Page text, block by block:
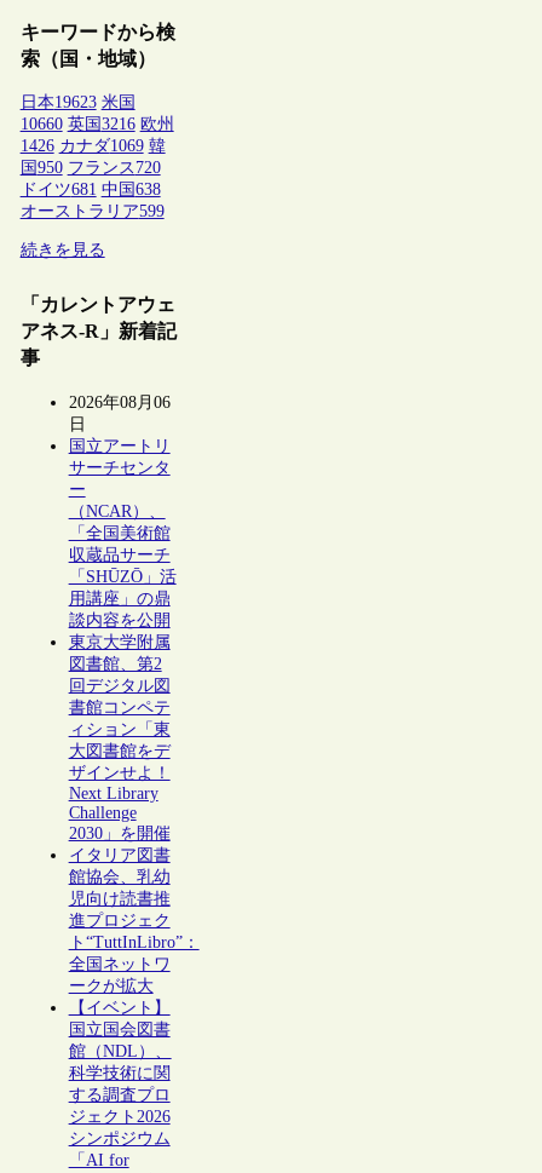
キーワードから検
索（国・地域）
日本19623 米国
10660 英国 3216 欧州
1426 カナダ1069 韓
国 950 フランス 720
ドイツ681 中国 638
オーストラリア599
続きを見る
「カレントアウェ
アネス-R」新着記
事
2026年08月06
日
国立アートリ
サーチセンタ
ー
（NCAR）、
「全国美術館
収蔵品サーチ
「SHŪZŌ」活
用講座」の鼎
談内容を公開
東京大学附属
図書館、第2
回デジタル図
書館コンペテ
ィション「東
大図書館をデ
ザインせよ！
Next Library
Challenge
2030」を開催
イタリア図書
館協会、乳幼
児向け読書推
進プロジェク
ト“TuttInLibro”：
全国ネットワ
ークが拡大
【イベント】
国立国会図書
館（NDL）、
科学技術に関
する調査プロ
ジェクト2026
シンポジウム
「AI for